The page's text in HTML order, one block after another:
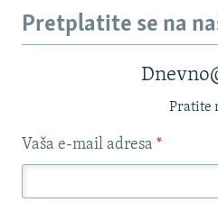
Pretplatite se na
Pratite
Vaša e-mail adresa *